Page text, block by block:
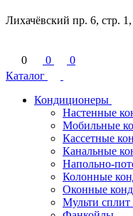
Лихачёвский пр. 6, стр.
0 0
0
Каталог
Кондиционеры
Настенные
Мобильные
Кассетные
Канальные
Напольно-
Колонные
Оконные
Мульти сплит